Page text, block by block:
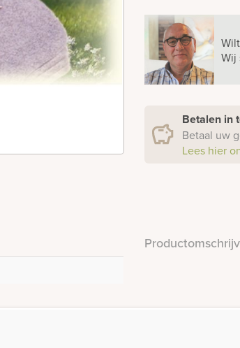
Wij
Betalen in
Betaal uw
Lees hier